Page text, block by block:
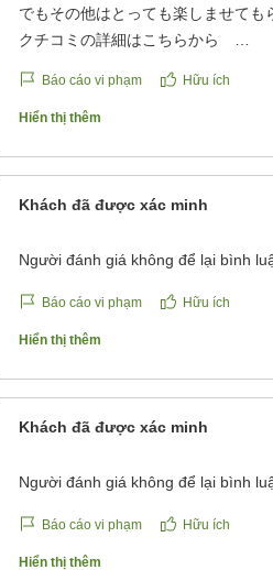
でもその他はとっても楽しませても
クチコミの詳細はこちらから
reviewId=33123478577111
Báo cáo vi phạm Hữu ích
Hiển thị thêm
Khách đã được xác minh
Người đánh giá không để lại bình
Báo cáo vi phạm Hữu ích
Hiển thị thêm
Khách đã được xác minh
Người đánh giá không để lại bình
Báo cáo vi phạm Hữu ích
Hiển thị thêm